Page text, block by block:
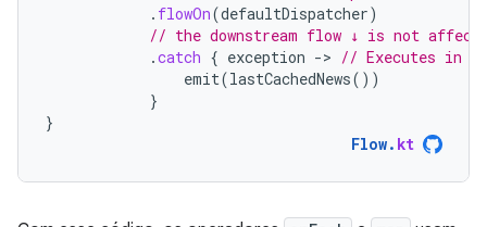
. flowOn(defaultDispatcher)
// the downstream flow ↓ is not
.catch { exception -> // Executes in
emit(lastCachedNews())
}
}
Flow. kt